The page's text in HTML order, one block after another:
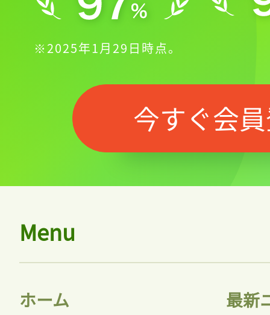
記事をお気に入りに
ログインが必
ログイン
※2025年1月29日時点。
今すぐ会
Menu
ホーム 最新